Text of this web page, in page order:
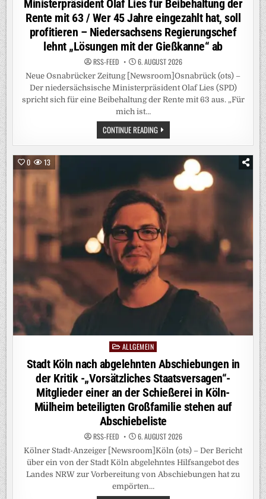
Ministerpräsident Olaf Lies für Beibehaltung der
Rente mit 63 / Wer 45 Jahre eingezahlt hat, soll
profitieren – Niedersachsens Regierungschef
lehnt „Lösungen mit der Gießkanne“ ab
RSS-FEED 6. AUGUST 2026
Neue Osnabrücker Zeitung [Newsroom]Osnabrück (ots) –
Der niedersächsische Ministerpräsident Olaf Lies (SPD)
spricht sich für eine Beibehaltung der Rente mit 63 aus. „Für
mich ist…
CONTINUE READINGMINISTERPRÄSIDENT
OLAF
LIES
BEIBEHALTUNG
RENTE
MIT
/
WER
45
JAHRE
EINGEZAHLT
HAT,
SOLL
PROFITIEREN
–
NIEDERSACHSENS
REGIERUNGSCHEF
LEHNT
„LÖSUNGEN
MIT
0 13
PostedALLGEMEIN
Stadt Köln nach abgelehnten Abschiebungen in
der Kritik -„Vorsätzliches Staatsversagen“-
Mitglieder einer an der Schießerei in Köln-
Mülheim beteiligten Großfamilie stehen auf
Abschiebeliste
RSS-FEED 6. AUGUST 2026
Kölner Stadt-Anzeiger [Newsroom]Köln (ots) – Der Bericht
über ein von der Stadt Köln abgelehntes Hilfsangebot des
Landes NRW zur Vorbereitung von Abschiebungen hat zu
empörten…